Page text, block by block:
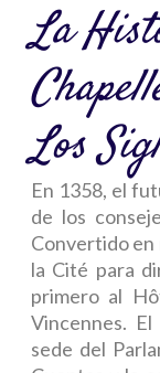
La
Los
En 1358, el
de los
Convertido en
la Cité para
primero al
Vincennes.
sede del